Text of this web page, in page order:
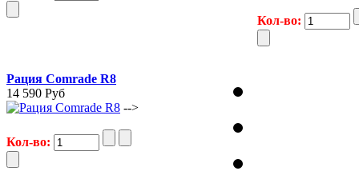
Кол-во:
Рация Comrade R8
14 590 Руб
-->
Кол-во: